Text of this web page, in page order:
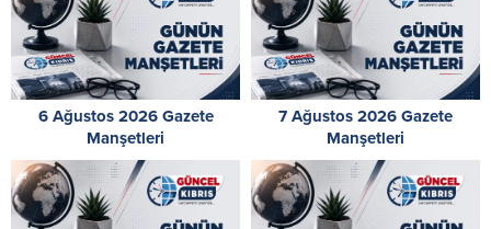
6 Ağustos 2026 Gazete
Manşetleri
7 Ağustos 2026 Gazete
Manşetleri